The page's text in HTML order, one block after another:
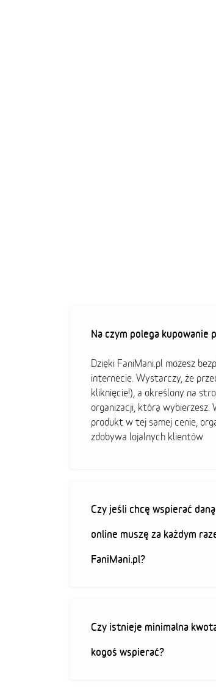
Na czym polega kupowanie
Dzięki FaniMani.pl możesz
internecie. Wystarczy, że
kliknięcie!), a określony na
organizacji, którą wybierzesz.
produkt w tej samej cenie,
zdobywa lojalnych klientów
Czy jeśli chcę wspierać
online muszę za każdym
FaniMani.pl?
Czy istnieje minimalna
kogoś wspierać?